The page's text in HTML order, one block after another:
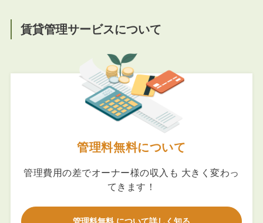
賃貸管理サービスについて
管理料無料について
管理費用の差でオーナー様の収入も 大きく変わっ
てきます！